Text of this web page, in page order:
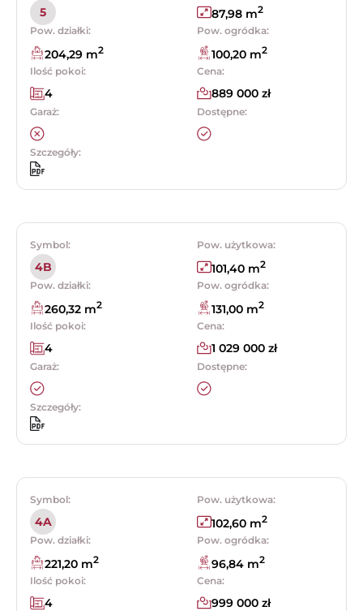
5 87,98 m2
Pow. działki:
204,29 m2
Pow. ogródka:
100,20 m2
Ilość pokoi:
4
Cena:
889 000 zł
Garaż: Dostępne:
Szczegóły:
Symbol:
4B
Pow. użytkowa:
101,40 m2
Pow. działki:
260,32 m2
Pow. ogródka:
131,00 m2
Ilość pokoi:
4
Cena:
1 029 000 zł
Garaż: Dostępne:
Szczegóły:
Symbol:
4A
Pow. użytkowa:
102,60 m2
Pow. działki:
221,20 m2
Pow. ogródka:
96,84 m2
Ilość pokoi:
4
Cena:
999 000 zł